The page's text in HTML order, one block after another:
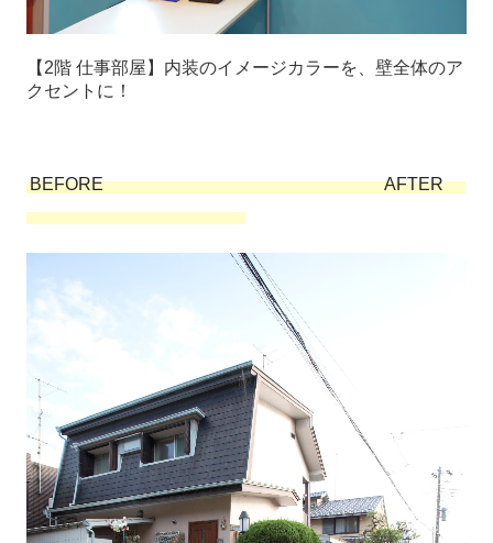
【2階 仕事部屋】内装のイメージカラーを、壁全体のア
クセントに！
BEFORE AFTER